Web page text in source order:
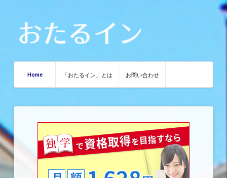
Home 「おたるイン」とは お問い合わせ